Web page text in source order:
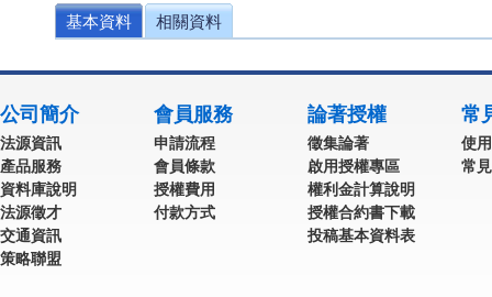
基本資料 相關資料
公司簡介
法源資訊
產品服務
資料庫說明
法源徵才
交通資訊
策略聯盟
會員服務
申請流程
會員條款
授權費用
付款方式
論著授權
徵集論著
啟用授權專區
權利金計算說明
授權合約書下載
投稿基本資料表
常
使
常